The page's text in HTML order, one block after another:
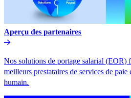
Aperçu des partenaires​​
Nos solutions de portage salarial (EOR)
meilleurs prestataires de services de
humain.​​